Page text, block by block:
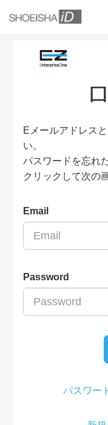
Eメールアドレス
い。
パスワードを忘れ
クリックして次の
Email
Password
パスワー